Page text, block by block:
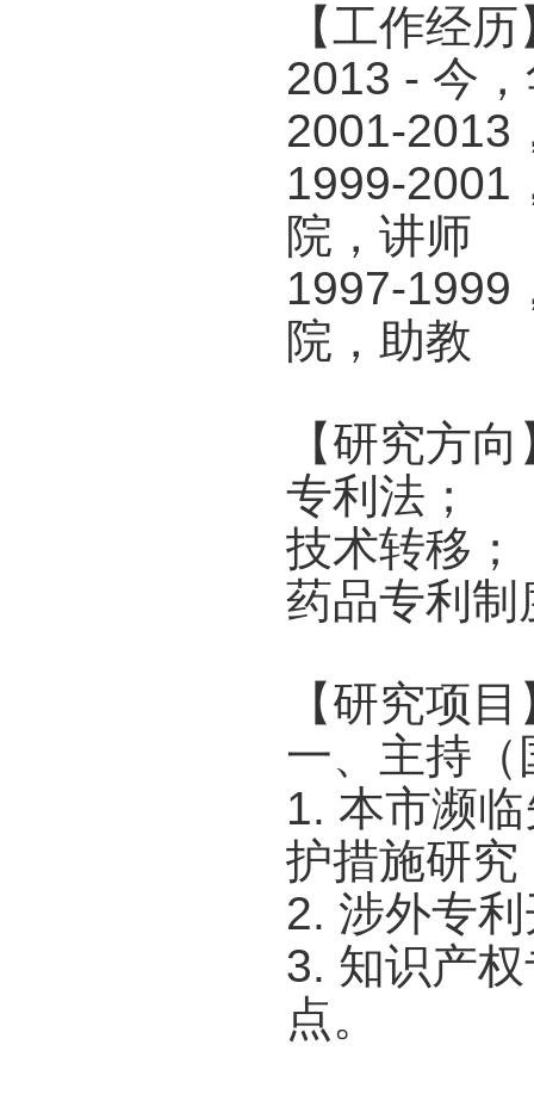
【工作经历
2013 - 今
2001-2013
1999-2001
院，讲师
1997-1999
院，助教
【研究方向
专利法；
技术转移；
药品专利制
【研究项目
一、主持
1. 本市濒
护措施研究
2. 涉外专
3. 知识产
点。